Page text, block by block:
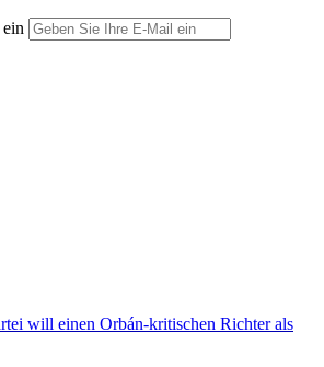
will einen Orbán-kritischen Richter als